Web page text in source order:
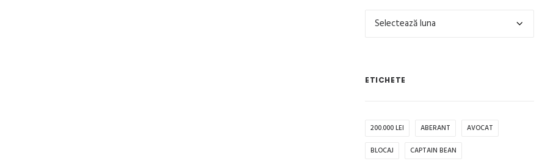
Arhivă
ETICHETE
200.000 LEI ABERANT AVOCAT
BLOCAJ CAPTAIN BEAN